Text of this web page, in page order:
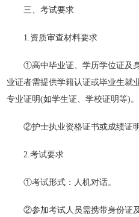
三、考试要求
1.资质审查材料要求
①高中毕业证、学历学位证及
业证者需提供学籍认证或毕业生就
专业证明(如学生证、学校证明等)。
②护士执业资格证书或成绩证
2.考试要求
①考试形式：人机对话。
②参加考试人员需携带身份证